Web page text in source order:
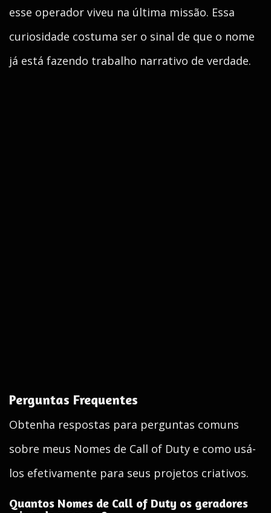
esse operador viveu na última missão. Essa
curiosidade costuma ser o sinal de que o nome
já está fazendo trabalho narrativo de verdade.
Perguntas Frequentes
Obtenha respostas para perguntas comuns
sobre meus Nomes de Call of Duty e como usá-
los efetivamente para seus projetos criativos.
Quantos Nomes de Call of Duty os geradores